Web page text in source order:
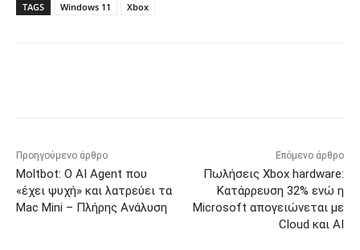
TAGS Windows 11 Xbox
Προηγούμενο άρθρο
Moltbot: Ο AI Agent που
«έχει ψυχή» και λατρεύει τα
Mac Mini – Πλήρης Ανάλυση
Επόμενο άρθρο
Πωλήσεις Xbox hardware:
Κατάρρευση 32% ενώ η
Microsoft απογειώνεται με
Cloud και AI